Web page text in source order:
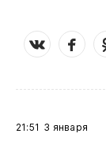
21:51 3 января